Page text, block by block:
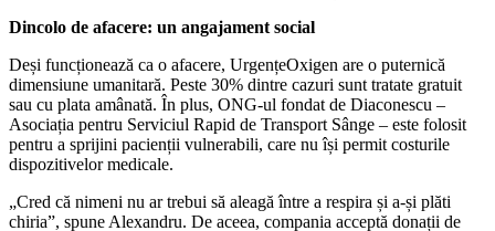
Dincolo de afacere: un angajament social
Deși funcționează ca o afacere, UrgențeOxigen are o puternică
dimensiune umanitară. Peste 30% dintre cazuri sunt tratate gratuit
sau cu plata amânată. În plus, ONG-ul fondat de Diaconescu –
Asociația pentru Serviciul Rapid de Transport Sânge – este folosit
pentru a sprijini pacienții vulnerabili, care nu își permit costurile
dispozitivelor medicale.
„Cred că nimeni nu ar trebui să aleagă între a respira și a-și plăti
chiria”, spune Alexandru. De aceea, compania acceptă donații de